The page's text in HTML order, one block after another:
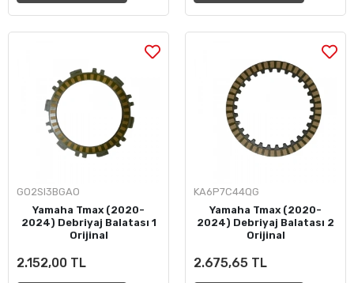
GO2SI3BGAO
Yamaha Tmax (2020-
2024) Debriyaj Balatası 1
Orijinal
2.152,00 TL
KA6P7C44QG
Yamaha Tmax (2020-
2024) Debriyaj Balatası 2
Orijinal
2.675,65 TL